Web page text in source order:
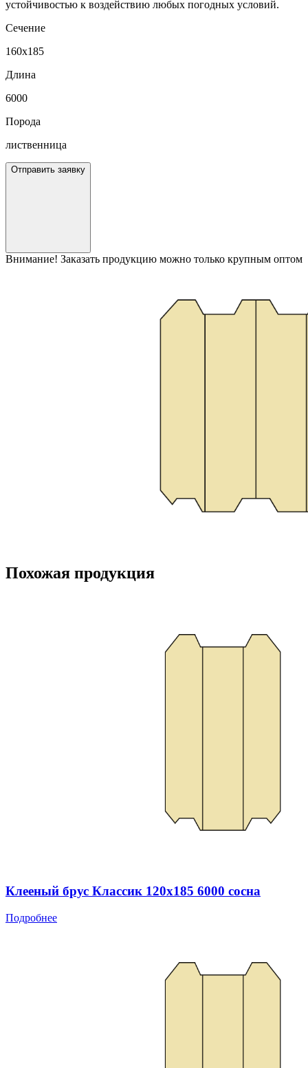
устойчивостью к воздействию любых погодных условий.
Сечение
160x185
Длина
6000
Порода
лиственница
Отправить заявку
Внимание! Заказать продукцию можно только крупным оптом
Похожая продукция
Клееный брус Классик 120x185 6000 сосна
Подробнее